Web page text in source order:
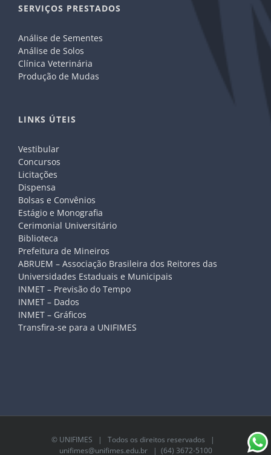
SERVIÇOS PRESTADOS
Análise de Sementes
Análise de Solos
Clínica Veterinária
Produção de Mudas
LINKS ÚTEIS
Vestibular
Concursos
Licitações
Dispensa
Bolsas e Convênios
Estágio e Monografia
Cerimonial Universitário
Biblioteca
Prefeitura de Mineiros
ABRUEM – Associação Brasileira dos Reitores das
Universidades Estaduais e Municipais
INMET – Previsão do Tempo
INMET – Dados
INMET – Gráficos
Transfira-se para a UNIFIMES
© UNIFIMES | Todos os direitos reservados |
unifimes@unifimes.edu.br| (64) 3672-5100